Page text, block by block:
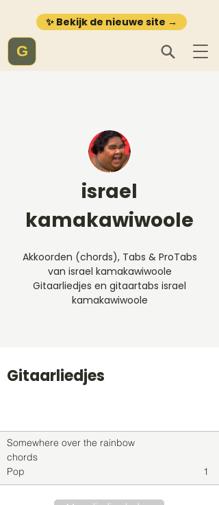
✨ Bekijk de nieuwe site →
G
israel
kamakawiwoole
Akkoorden (chords), Tabs & ProTabs
van israel kamakawiwoole
Gitaarliedjes en gitaartabs israel
kamakawiwoole
Gitaarliedjes
Somewhere over the rainbow
chords
Pop
1